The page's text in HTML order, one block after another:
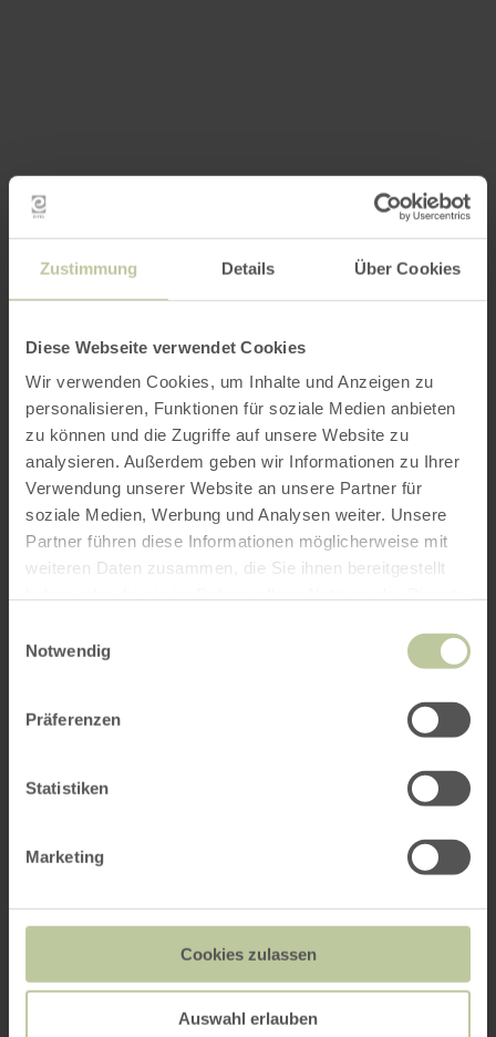
Zustimmung Details Über Cookies
Diese Webseite verwendet Cookies
Wir verwenden Cookies, um Inhalte und Anzeigen zu
personalisieren, Funktionen für soziale Medien anbieten
zu können und die Zugriffe auf unsere Website zu
analysieren. Außerdem geben wir Informationen zu Ihrer
Verwendung unserer Website an unsere Partner für
soziale Medien, Werbung und Analysen weiter. Unsere
Partner führen diese Informationen möglicherweise mit
weiteren Daten zusammen, die Sie ihnen bereitgestellt
Notwendig
Präferenzen
Statistiken
Marketing
Cookies zulassen
Auswahl erlauben